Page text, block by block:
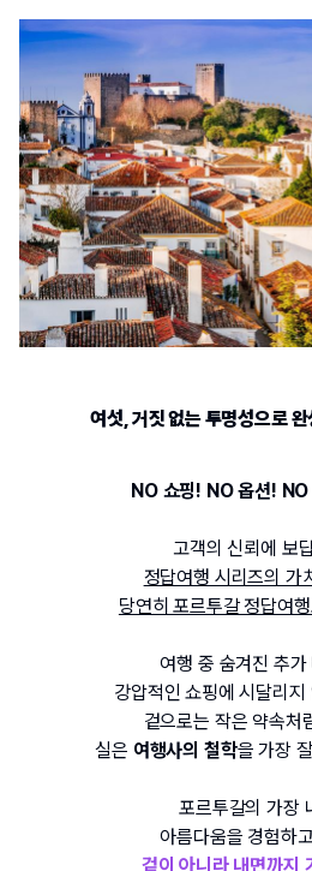
여섯 거짓 없는 투명성으로
NO 쇼핑! NO 옵션!
고객의 신뢰에 보
정답여행 시리즈의 가
당연히 포르투갈 정답여
여행 중 숨겨진 추
강압적인 쇼핑에 시달리지
겉으로는 작은 약속처
실은 여행사의 철학을 가장
포르투갈의 가장
아름다움을 경험하
겉이 아니라 내면까지